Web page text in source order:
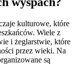
kulturowe, które
Wiele z
i żeglarstwie, które
przez wieki. Na
są